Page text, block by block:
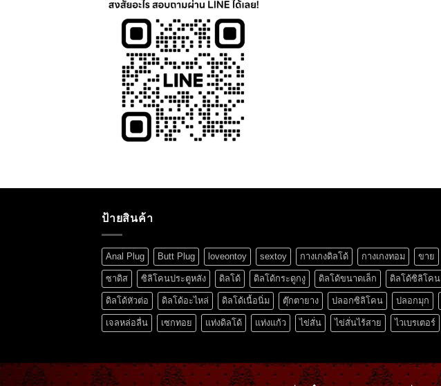
ป้ายสินค้า
Anal Plug Butt Plug loveontoy sextoy กางเกงดิลโด้ กางเกงทอม ขาย
ซาดิส ซิลิโคนประตูหลัง ดิลโด้ ดิลโด้กระดูกงู ดิลโด้ขนาดเล็ก ดิลโด้ซิลิโคน
ดิลโด้หัวต่อ ดิลโด้อะไหล่ ดิลโด้เนื้อนิ่ม ตุ๊กตายาง ปลอกซิลิโคน ปลอกมุก
เจลหล่อลื่น เซกทอย แท่งดิลโด้ แท่งแก้ว ไข่สั่น ไข่สั่นไร้สาย ไวเบรเตอร์